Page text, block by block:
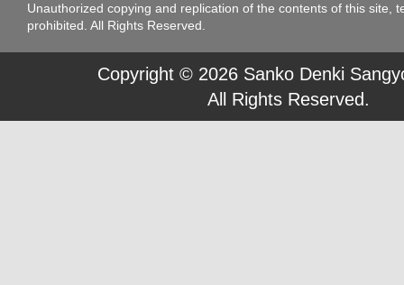
Unauthorized copying and replication of the contents of this site,
prohibited. All Rights Reserved.
Copyright © 2026 Sanko Denki
All Rights Reserved.